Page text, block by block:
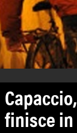
finisce in